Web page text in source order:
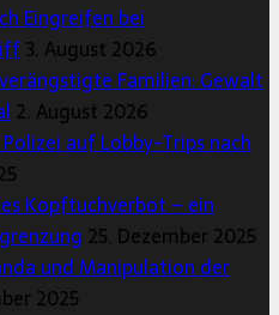
Eingreifen bei
3. August 2026
Familien: Gewalt
2. August 2026
auf Lobby-Trips nach
Kopftuchverbot – ein
25. Dezember 2025
und Manipulation der
2025